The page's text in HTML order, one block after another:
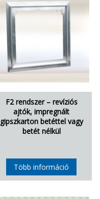
F2 rendszer – revíziós
ajtók, impregnált
gipszkarton betéttel vagy
betét nélkül
Több információ